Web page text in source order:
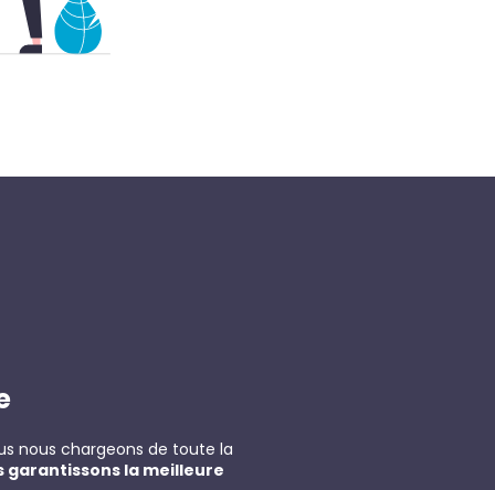
nous chargeons de toute la
garantissons la meilleure